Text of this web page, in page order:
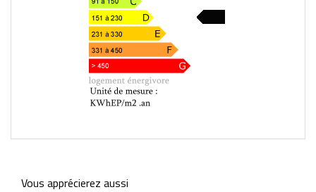
Vous apprécierez aussi